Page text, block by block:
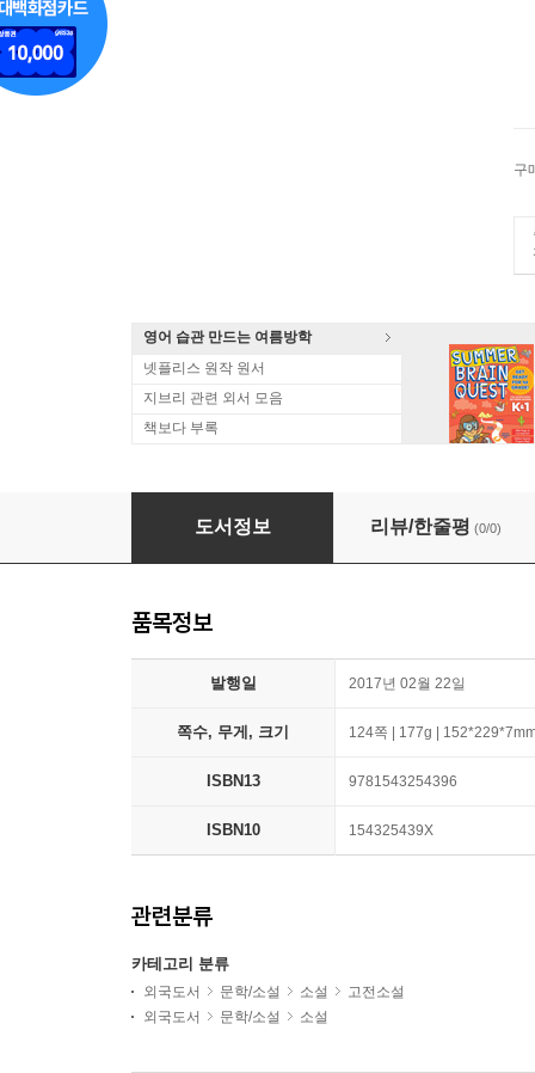
구
영어 습관 만드는 여름방학
넷플리스 원작 원서
지브리 관련 외서 모음
책보다 부록
Anna Karenina
도서정보 리뷰/한줄평 (0/0)
품목정보
발행일 2017년 02월 22일
쪽수, 무게, 크기 124쪽 | 177g |
ISBN13 9781543254396
ISBN10 154325439X
관련분류
카테고리 분류
외국도서 문학/소설 소설
고전소설
외국도서
문학/소설 소설